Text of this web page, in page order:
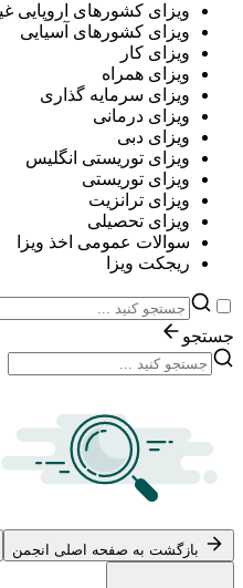
ویزای کشورهای اروپایی
ویزای کشورهای آسیایی
ویزای کار
ویزای همراه
ویزای سرمایه گذاری
ویزای درمانی
ویزای دبی
ویزای توریستی انگلیس
ویزای توریستی
ویزای ترانزیت
ویزای تحصیلی
سوالات عمومی اخذ ویزا
ریجکت ویزا
جستجو
بازگشت به صفحه اصلی انجمن